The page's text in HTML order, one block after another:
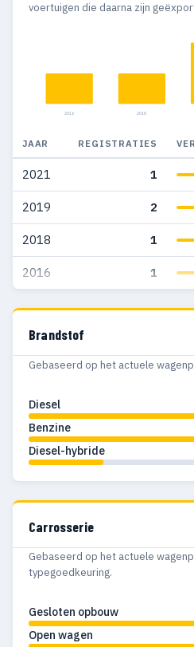
voertuigen die daarna zijn
2016 2018
JAAR REGISTRATIES
2021 1
2019 2
2018 1
2016 1
Brandstof
Gebaseerd op het actuele
Diesel
Benzine
Diesel-hybride
Carrosserie
Gebaseerd op het actuele
typegoedkeuring.
Gesloten opbouw
Open wagen